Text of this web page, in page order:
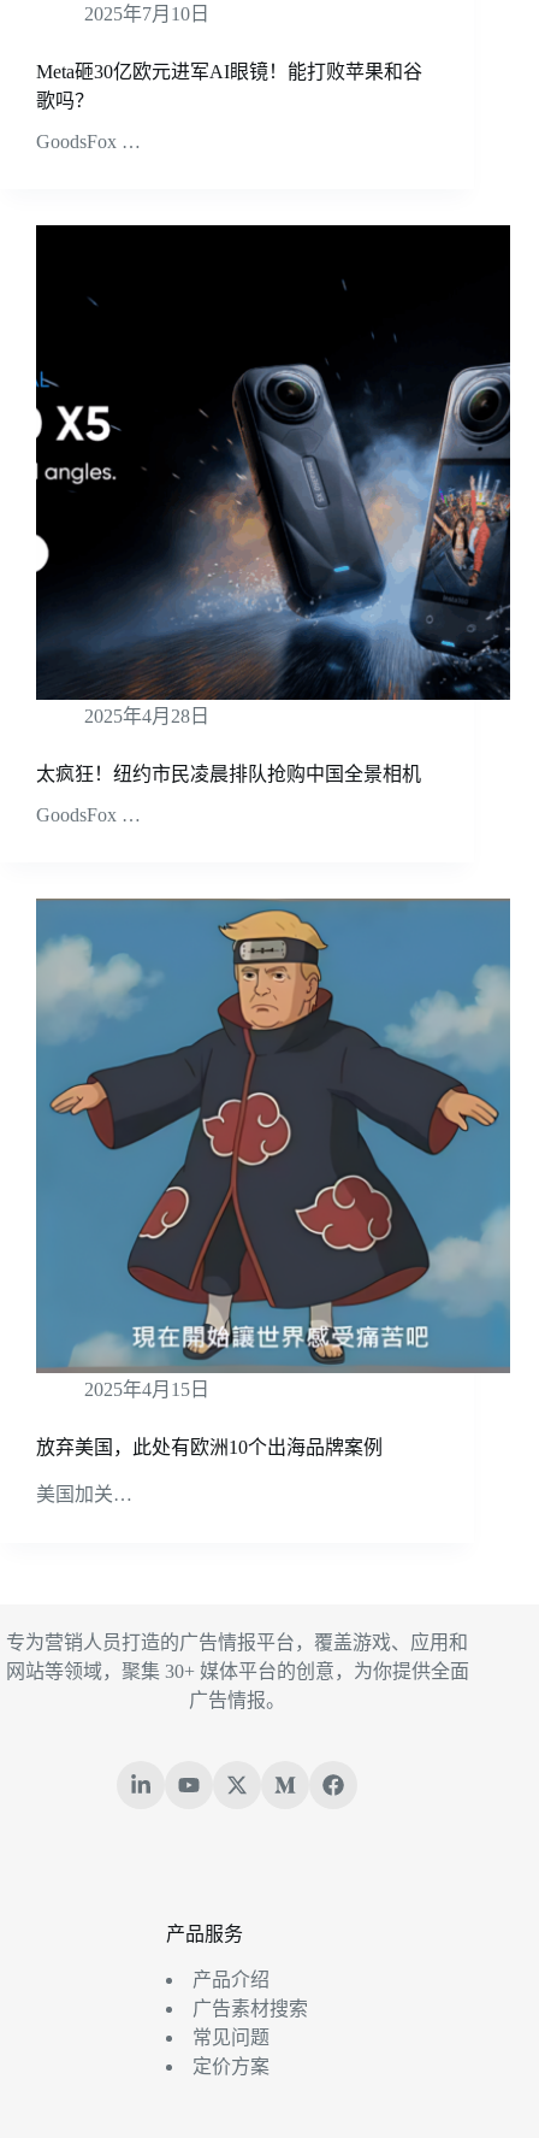
2025年7月10日
Meta砸30亿欧元进军AI眼镜！能打败苹果和谷
歌吗？
GoodsFox …
2025年4月28日
太疯狂！纽约市民凌晨排队抢购中国全景相机
GoodsFox …
2025年4月15日
放弃美国，此处有欧洲10个出海品牌案例
美国加关…
专为营销人员打造的广告情报平台，覆盖游戏、应用和
网站等领域，聚集 30+ 媒体平台的创意，为你提供全面
广告情报。
产品服务
产品介绍
广告素材搜索
常见问题
定价方案